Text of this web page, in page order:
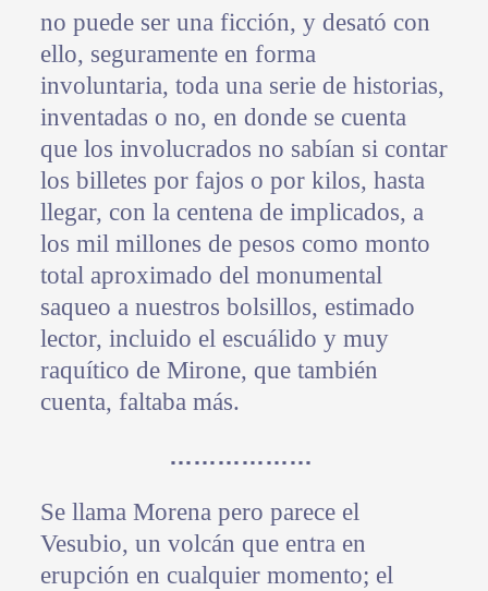
no puede ser una ficción, y desató con
ello, seguramente en forma
involuntaria, toda una serie de historias,
inventadas o no, en donde se cuenta
que los involucrados no sabían si contar
los billetes por fajos o por kilos, hasta
llegar, con la centena de implicados, a
los mil millones de pesos como monto
total aproximado del monumental
saqueo a nuestros bolsillos, estimado
lector, incluido el escuálido y muy
raquítico de Mirone, que también
cuenta, faltaba más.
………………
Se llama Morena pero parece el
Vesubio, un volcán que entra en
erupción en cualquier momento; el